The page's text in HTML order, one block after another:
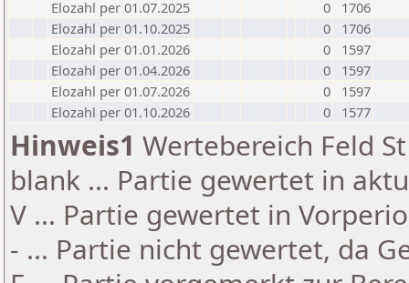
Elozahl per 01.07.2025
0
1706
Elozahl per 01.10.2025
0
1706
Elozahl per 01.01.2026
0
1597
Elozahl per 01.04.2026
0
1597
Elozahl per 01.07.2026
0
1597
Elozahl per 01.10.2026
0 1577
Hinweis1 Wertebereich Feld
blank ... Partie gewertet in
V ... Partie gewertet in
- ... Partie nicht gewertet, da